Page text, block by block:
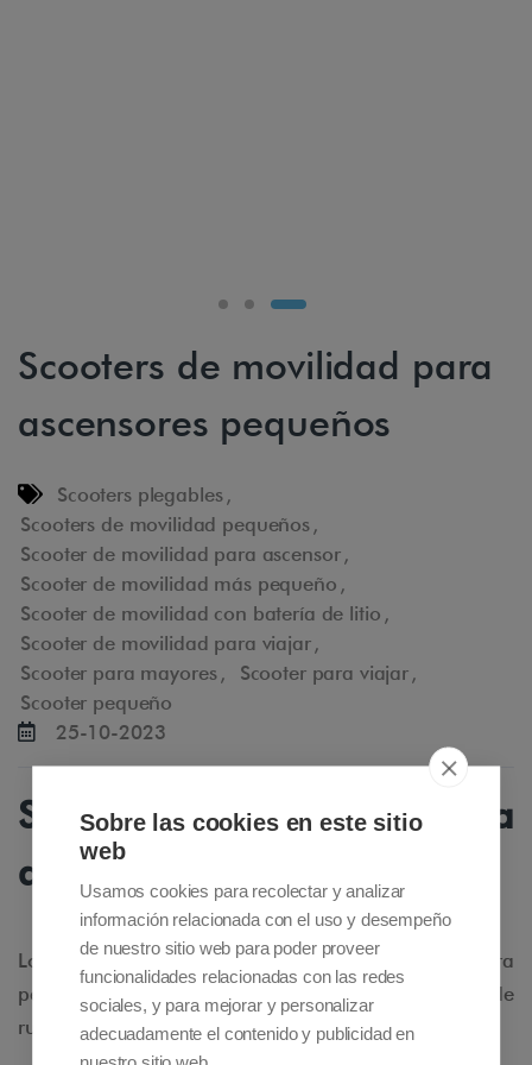
Scooters de movilidad para
ascensores pequeños
Scooters plegables ,
Scooters de movilidad pequeños ,
Scooter de movilidad para ascensor ,
Scooter de movilidad más pequeño ,
Scooter de movilidad con batería de litio ,
Scooter de movilidad para viajar ,
Scooter para mayores , Scooter para viajar ,
Scooter pequeño
25-10-2023
Scooters de movilidad para
ascensores pequeños
Los ascensores pequeños son verdaderas barreras para
personas con movilidad reducida que usan sillas de
ruedas o scooters de movilidad.
Sobre las cookies en este sitio
web
Usamos cookies para recolectar y analizar
información relacionada con el uso y desempeño
de nuestro sitio web para poder proveer
funcionalidades relacionadas con las redes
sociales, y para mejorar y personalizar
adecuadamente el contenido y publicidad en